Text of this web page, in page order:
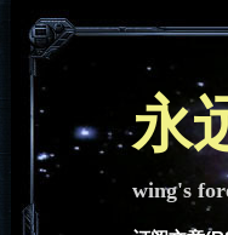
永
wing's